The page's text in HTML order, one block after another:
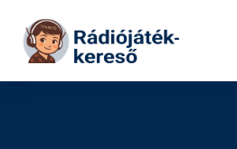
Tovább a tartalomhoz